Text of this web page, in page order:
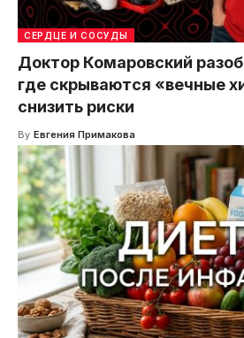
СЕРДЦЕ И СОСУДЫ
Доктор Комаровский
где скрываются «вечные
снизить риски
By Евгения Примакова